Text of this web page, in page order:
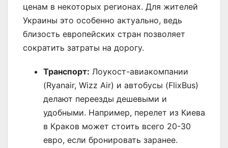
ценам в некоторых регионах. Для жителей
Украины это особенно актуально, ведь
близость европейских стран позволяет
сократить затраты на дорогу.
Транспорт: Лоукост-авиакомпании
(Ryanair, Wizz Air) и автобусы (FlixBus)
делают переезды дешевыми и
удобными. Например, перелет из Киева
в Краков может стоить всего 20-30
евро, если бронировать заранее.